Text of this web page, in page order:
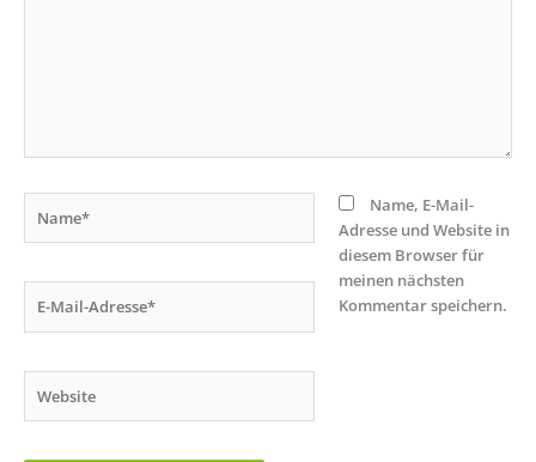
Mail-
Name, E-Mail-
Adresse und Website in
diesem Browser für
meinen nächsten
Kommentar speichern.